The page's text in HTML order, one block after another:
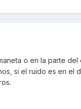
o en la parte del
si el ruido es en el